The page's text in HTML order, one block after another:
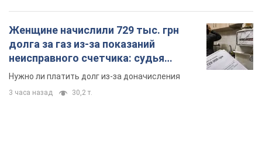
Женщине начислили 729 тыс. грн
долга за газ из-за показаний
неисправного счетчика: судья
вынес неожиданное решение
Нужно ли платить долг из-за доначисления
3 часа назад 30,2 т.